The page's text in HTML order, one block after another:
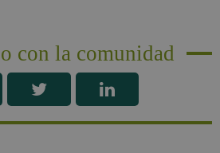
con la comunidad